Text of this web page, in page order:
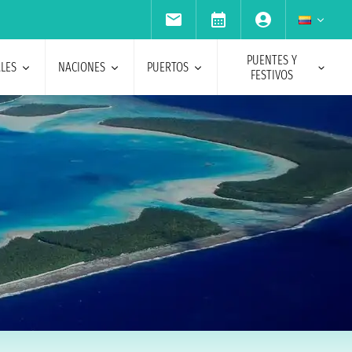
NACIONES PUERTOS
PUENTES Y
FESTIVOS